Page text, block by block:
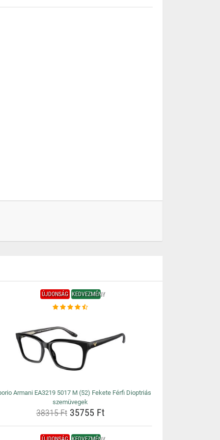
ÚJDONSÁG KEDVEZMÉNY
Armani EA3219 5017 M (52) Fekete Férfi Dioptriás
szemüvegek
38315 Ft35755 Ft